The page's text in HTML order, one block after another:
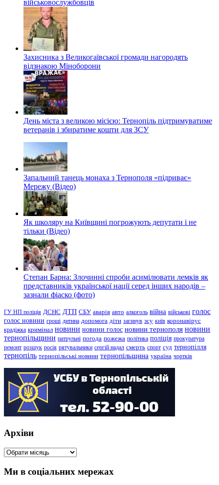
військовослужбовців
Захисника з Великогаївської громади нагородять
відзнакою Міноборони
День міста з великою місією: Тернопіль підтримуватиме
ветеранів і збиратиме кошти для ЗСУ
Запальний танець монаха з Тернополя «підриває»
Мережу (Відео)
Як школяру на Київщині погрожують депутати і не
тільки (Відео)
Степан Барна: Злочинні спроби асимілювати лемків як
представників української нації серед інших народів –
зазнали фіаско (фото)
ГУ НП поліція ДСНС ДТП СБУ аварія авто алкоголь війна військові голос
голос новини гроші дитина допомога діти загинув зсу київ коронавірус
крадіжка кримінал новини новини голос новини тернополя новини
тернопільщини патрульні погода пожежа політика поліція прокуратура
ремонт розшук росія рятувальники сергій надал смерть спорт суд тернопілля
тернопіль тернопільські новини тернопільщина україна чортків
Архіви
Архіви
Ми в соціальних мережах